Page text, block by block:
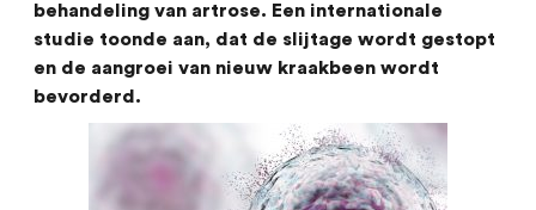
behandeling van artrose. Een internationale
studie toonde aan, dat de slijtage wordt gestopt
en de aangroei van nieuw kraakbeen wordt
bevorderd.